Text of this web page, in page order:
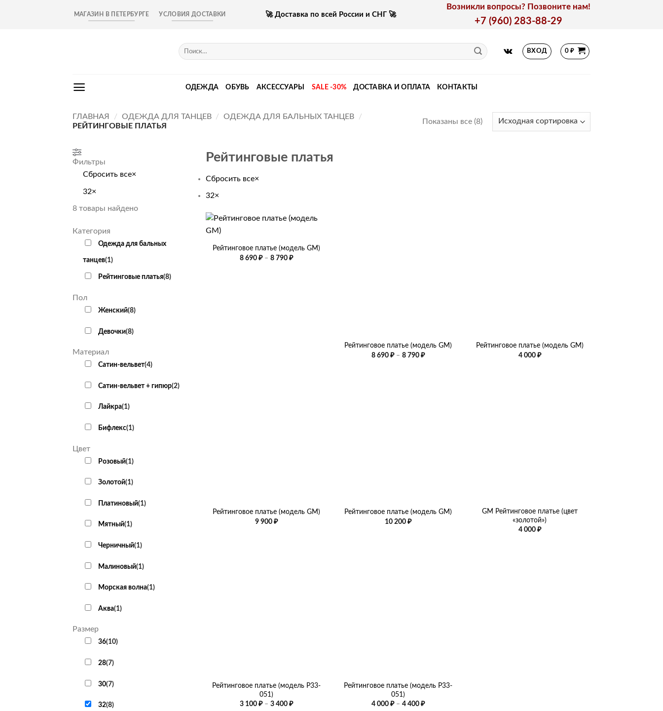
МАГАЗИН В ПЕТЕРБУРГЕ УСЛОВИЯ ДОСТАВКИ 🚀 Доставка по всей России и СНГ 🚀
Возникли вопросы? Позвоните нам!
+7 (960) 283-88-29
Искать:
ВХОД 0₽
ОДЕЖДА ОБУВЬ АКСЕССУАРЫ SALE -30% ДОСТАВКА И ОПЛАТА КОНТАКТЫ
ГЛАВНАЯ / ОДЕЖДА ДЛЯ ТАНЦЕВ / ОДЕЖДА ДЛЯ БАЛЬНЫХ ТАНЦЕВ
/
РЕЙТИНГОВЫЕ ПЛАТЬЯ
Показаны все (8)
Фильтры
Сбросить все×
32×
8 товары найдено
Категория
Одежда для бальных
танцев(1)
Рейтинговые платья(8)
Пол
Женский(8)
Девочки(8)
Материал
Сатин-вельвет(4)
Сатин-вельвет + гипюр(2)
Лайкра(1)
Бифлекс(1)
Цвет
Розовый(1)
Золотой(1)
Платиновый(1)
Мятный(1)
Черничный(1)
Малиновый(1)
Морская волна(1)
Аква(1)
Размер
36(10)
28(7)
30(7)
32(8)
Рейтинговые платья
Сбросить все×
32×
+
Рейтинговое платье (модель GM)
8 690₽ – 8 790₽Диапазон
Рейтинговое платье (модель GM)
8 690 ₽ – 8 790 ₽Диапазон
Рейтинговое платье (модель GM)
4 000 ₽
Рейтинговое платье (модель GM)
9 900₽
Рейтинговое платье (модель GM)
10 200 ₽
GM Рейтинговое платье (цвет
«золотой»)
4 000 ₽
Рейтинговое платье (модель Р33-
051)
3 100₽ – 3 400₽Диапазон
Рейтинговое платье (модель Р33-
051)
4 000 ₽ – 4 400 ₽Диапазон